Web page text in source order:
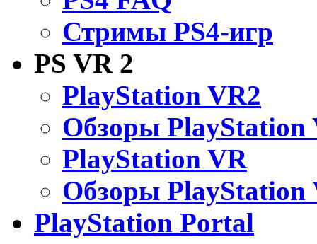
Стримы PS4-игр
PS VR 2
PlayStation VR2
Обзоры PlayStation
PlayStation VR
Обзоры PlayStation
PlayStation Portal